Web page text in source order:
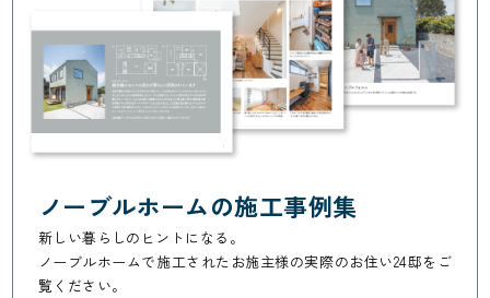
ノーブルホームの施工事例集
新しい暮らしのヒントになる。
ノーブルホームで施工されたお施主様の実際のお住い24邸をご
覧ください。